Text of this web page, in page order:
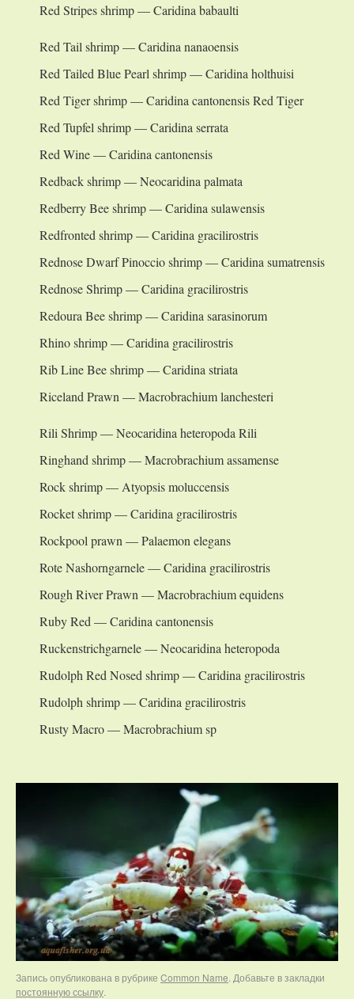
Red Stripes shrimp — Caridina babaulti
Red Tail shrimp — Caridina nanaoensis
Red Tailed Blue Pearl shrimp — Caridina holthuisi
Red Tiger shrimp — Caridina cantonensis Red Tiger
Red Tupfel shrimp — Caridina serrata
Red Wine — Caridina cantonensis
Redback shrimp — Neocaridina palmata
Redberry Bee shrimp — Caridina sulawensis
Redfronted shrimp — Caridina gracilirostris
Rednose Dwarf Pinoccio shrimp — Caridina sumatrensis
Rednose Shrimp — Caridina gracilirostris
Redoura Bee shrimp — Caridina sarasinorum
Rhino shrimp — Caridina gracilirostris
Rib Line Bee shrimp — Caridina striata
Riceland Prawn — Macrobrachium lanchesteri
Rili Shrimp — Neocaridina heteropoda Rili
Ringhand shrimp — Macrobrachium assamense
Rock shrimp — Atyopsis moluccensis
Rocket shrimp — Caridina gracilirostris
Rockpool prawn — Palaemon elegans
Rote Nashorngarnele — Caridina gracilirostris
Rough River Prawn — Macrobrachium equidens
Ruby Red — Caridina cantonensis
Ruckenstrichgarnele — Neocaridina heteropoda
Rudolph Red Nosed shrimp — Caridina gracilirostris
Rudolph shrimp — Caridina gracilirostris
Rusty Macro — Macrobrachium sp
Запись опубликована в рубрике Common Name. Добавьте в закладки
постоянную ссылку.